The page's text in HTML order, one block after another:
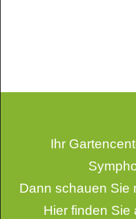
Ihr
Dann schauen Sie
Hier finden Sie